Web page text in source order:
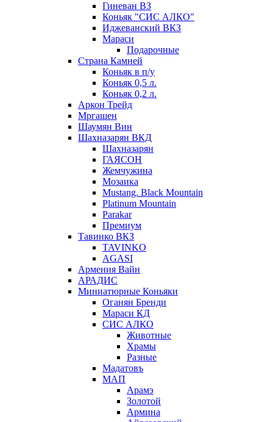
Гиневан ВЗ
Коньяк "СИС АЛКО"
Иджеванский ВКЗ
Мараси
Подарочные
Страна Камней
Коньяк в п/у
Коньяк 0,5 л.
Коньяк 0,2 л.
Аркон Трейд
Мргашен
Шаумян Вин
Шахназарян ВКД
Шахназарян
ГАЯСОН
Жемчужина
Мозаика
Mustang. Black Mountain
Platinum Mountain
Parakar
Премиум
Тавинко ВКЗ
TAVINKO
AGASI
Армения Вайн
АРАДИС
Миниатюрные Коньяки
Оганян Бренди
Мараси КД
СИС АЛКО
Животные
Храмы
Разные
Мадатовъ
МАП
Арамэ
Золотой
Армина